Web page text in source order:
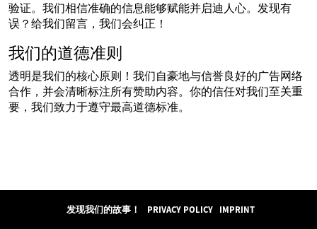
验证。我们相信准确的信息能够赋能并启迪人心。发现有
误？给我们留言，我们会纠正！
我们的道德准则
透明是我们的核心原则！我们自豪地与信誉良好的广告网络
合作，并会清晰标注所有赞助内容。你的信任对我们至关重
要，我们致力于遵守最高道德标准。
发现我们的故事！ PRIVACY POLICY IMPRINT